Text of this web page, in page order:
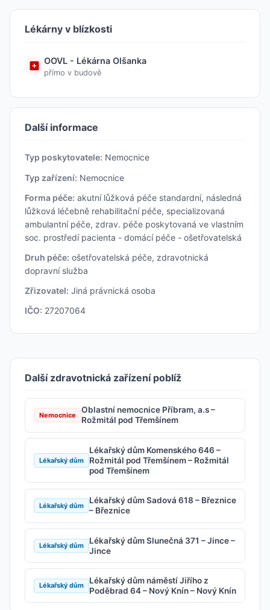
Lékárny v blízkosti
OOVL - Lékárna Olšanka
přímo v budově
Další informace
Typ poskytovatele: Nemocnice
Typ zařízení: Nemocnice
Forma péče: akutní lůžková péče standardní, následná
lůžková léčebně rehabilitační péče, specializovaná
ambulantní péče, zdrav. péče poskytovaná ve vlastním
soc. prostředí pacienta - domácí péče - ošetřovatelská
Druh péče: ošetřovatelská péče, zdravotnická
dopravní služba
Zřizovatel: Jiná právnická osoba
IČO: 27207064
Další zdravotnická zařízení poblíž
Nemocnice
Oblastní nemocnice Příbram, a.s –
Rožmitál pod Třemšínem
Lékařský dům
Lékařský dům Komenského 646 –
Rožmitál pod Třemšínem – Rožmitál
pod Třemšínem
Lékařský dům
Lékařský dům Sadová 618 – Březnice
– Březnice
Lékařský dům
Lékařský dům Slunečná 371 – Jince –
Jince
Lékařský dům
Lékařský dům náměstí Jiřího z
Poděbrad 64 – Nový Knín – Nový Knín